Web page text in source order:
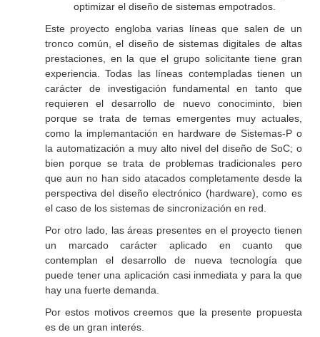
optimizar el diseño de sistemas empotrados.
Este proyecto engloba varias líneas que salen de un
tronco común, el diseño de sistemas digitales de altas
prestaciones, en la que el grupo solicitante tiene gran
experiencia. Todas las líneas contempladas tienen un
carácter de investigación fundamental en tanto que
requieren el desarrollo de nuevo conociminto, bien
porque se trata de temas emergentes muy actuales,
como la implemantación en hardware de Sistemas-P o
la automatización a muy alto nivel del diseño de SoC; o
bien porque se trata de problemas tradicionales pero
que aun no han sido atacados completamente desde la
perspectiva del diseño electrónico (hardware), como es
el caso de los sistemas de sincronización en red.
Por otro lado, las áreas presentes en el proyecto tienen
un marcado carácter aplicado en cuanto que
contemplan el desarrollo de nueva tecnología que
puede tener una aplicación casi inmediata y para la que
hay una fuerte demanda.
Por estos motivos creemos que la presente propuesta
es de un gran interés.